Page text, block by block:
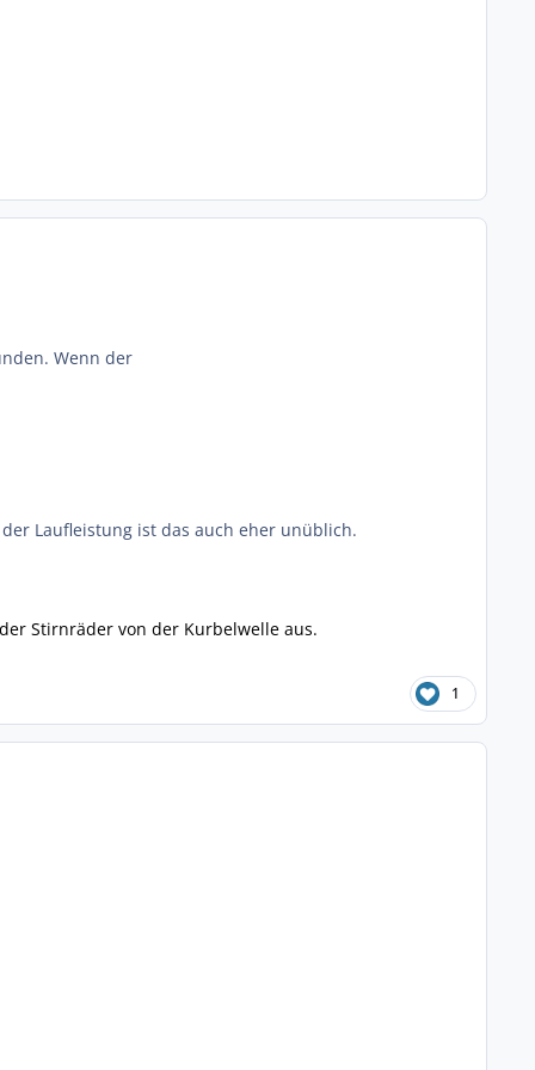
Wenn der
Laufleistung ist das auch eher unüblich.
Stirnräder von der Kurbelwelle aus.
1